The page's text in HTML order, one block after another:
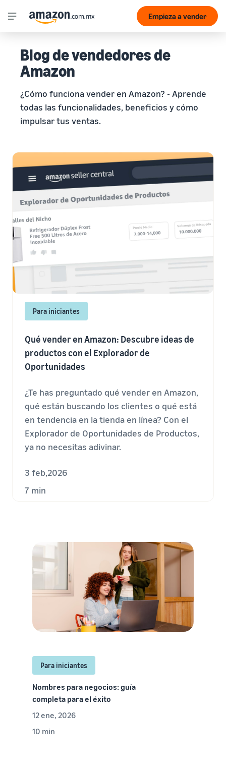
Empieza a vender
Blog de vendedores de
Amazon
¿Cómo funciona vender en Amazon? - Aprende
todas las funcionalidades, beneficios y cómo
impulsar tus ventas.
Para iniciantes
Qué vender en Amazon: Descubre ideas de
productos con el Explorador de
Oportunidades
¿Te has preguntado qué vender en Amazon,
qué están buscando los clientes o qué está
en tendencia en la tienda en línea? Con el
Explorador de Oportunidades de Productos,
ya no necesitas adivinar.
3 feb,2026
7 min
Para iniciantes
Nombres para negocios: guía
completa para el éxito
12 ene, 2026
10 min